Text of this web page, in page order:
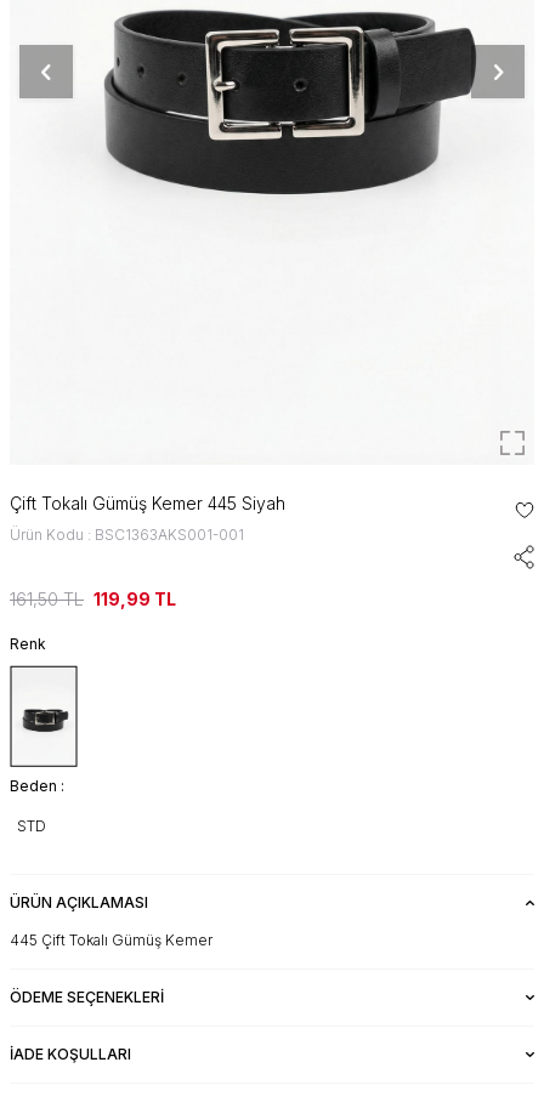
Çift Tokalı Gümüş Kemer 445 Siyah
Ürün Kodu : BSC1363AKS001-001
161,50TL 119,99 TL
Renk
Beden :
STD
ÜRÜN AÇIKLAMASI
445 Çift Tokalı Gümüş Kemer
ÖDEME SEÇENEKLERI
İADE KOŞULLARI